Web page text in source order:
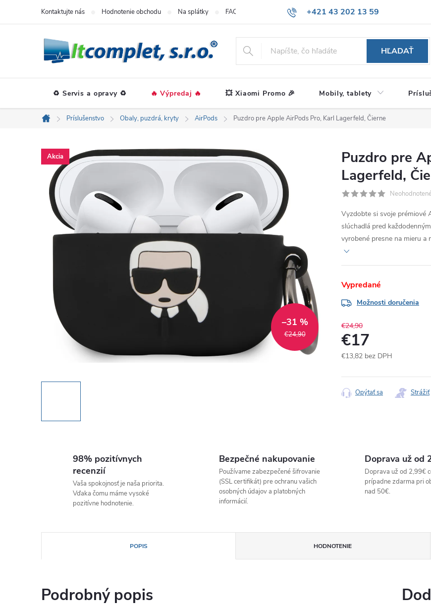
+421 43 202 13 59
Kontaktujte nás Hodnotenie obchodu Na splátky FAQ
HĽADAŤ
♻️ Servis a opravy ♻️ 🔥 Výpredaj 🔥 💥 Xiaomi Promo 🎉 Mobily, tablety
Domov
Príslušenstvo Obaly, puzdrá, kryty AirPods Puzdro pre Apple AirPods Pro, Karl Lagerfeld, Čierne
Akcia
€24,90
–31 %
Puzdro pre
Lagerfeld,
Neohodnotené
Vyzdobte si svoje prémiové
slúchadlá pred
vyrobené presne na mieru a
Vypredané
Možnosti doručenia
€24,90
€17
€13,82 bez DPH
cena:
Opýtať sa Strážiť
98% pozitívnych
recenzií
Vaša spokojnosť je naša priorita.
Vďaka čomu máme vysoké
pozitívne hodnotenie.
Bezpečné nakupovanie
Používame zabezpečené šifrovanie
(SSL certifikát) pre ochranu vašich
osobných údajov a platobných
informácií.
Doprava už od
Doprava už od 2,99€
prípadne zdarma pri
nad 50€.
POPIS HODNOTENIE
Podrobný popis